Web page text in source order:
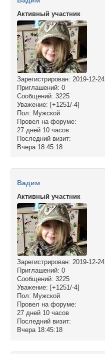
Активный участник
Зарегистрирован: 2019-12-24
Приглашений: 0
Сообщений: 3225
Уважение: [+1251/-4]
Пол: Мужской
Провел на форуме:
27 дней 10 часов
Последний визит:
Вчера 18:45:18
Вадим
Активный участник
Зарегистрирован: 2019-12-24
Приглашений: 0
Сообщений: 3225
Уважение: [+1251/-4]
Пол: Мужской
Провел на форуме:
27 дней 10 часов
Последний визит:
Вчера 18:45:18